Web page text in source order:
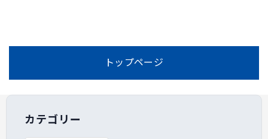
トップページ
カテゴリー